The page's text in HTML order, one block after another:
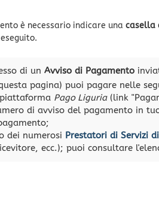
è necessario indicare una casella
di un Avviso di Pagamento
pagina) puoi pagare nelle
Pago Liguria(link
di avviso del pagamento in
dei numerosi Prestatori di Servizi
ecc.); puoi consultare